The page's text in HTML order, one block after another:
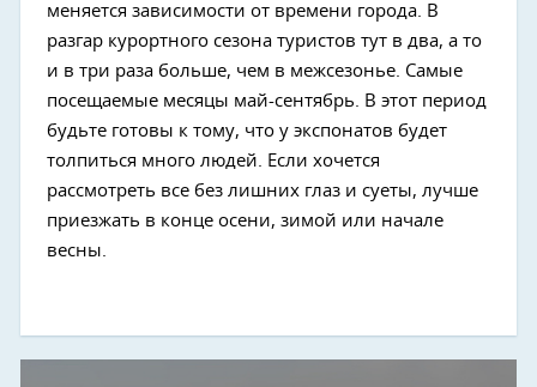
меняется зависимости от времени города. В
разгар курортного сезона туристов тут в два, а то
и в три раза больше, чем в межсезонье. Самые
посещаемые месяцы май-сентябрь. В этот период
будьте готовы к тому, что у экспонатов будет
толпиться много людей. Если хочется
рассмотреть все без лишних глаз и суеты, лучше
приезжать в конце осени, зимой или начале
весны.